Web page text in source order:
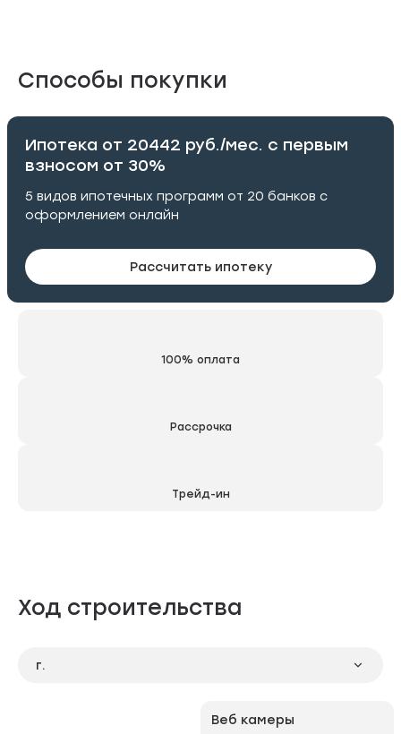
Способы покупки
Ипотека от 20442 руб./мес. с первым
взносом от 30%
5 видов ипотечных программ от 20 банков с
оформлением онлайн
Рассчитать ипотеку
100% оплата
Рассрочка
Трейд-ин
Ход строительства
г.
Веб камеры